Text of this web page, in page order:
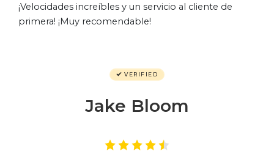
¡Velocidades increíbles y un servicio al cliente de
primera! ¡Muy recomendable!
VERIFIED
Jake Bloom